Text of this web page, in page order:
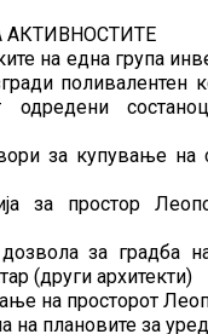
АКТИВНОСТИТЕ
на една група
поливалентен
одредени
за купување на
за простор
за градба
(други архитекти)
на просторот
на плановите за